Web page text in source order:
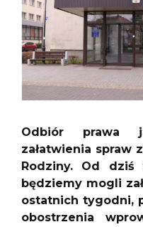
Odbiór prawa
załatwienia spraw
Rodziny. Od dziś
będziemy mogli
ostatnich tygodni,
obostrzenia